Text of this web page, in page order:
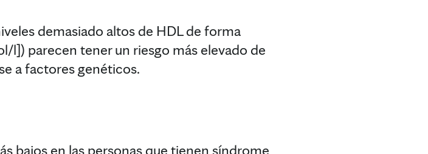
demasiado altos de HDL de forma
l]) parecen tener un riesgo más elevado de
a factores genéticos.
bajos en las personas que tienen síndrome